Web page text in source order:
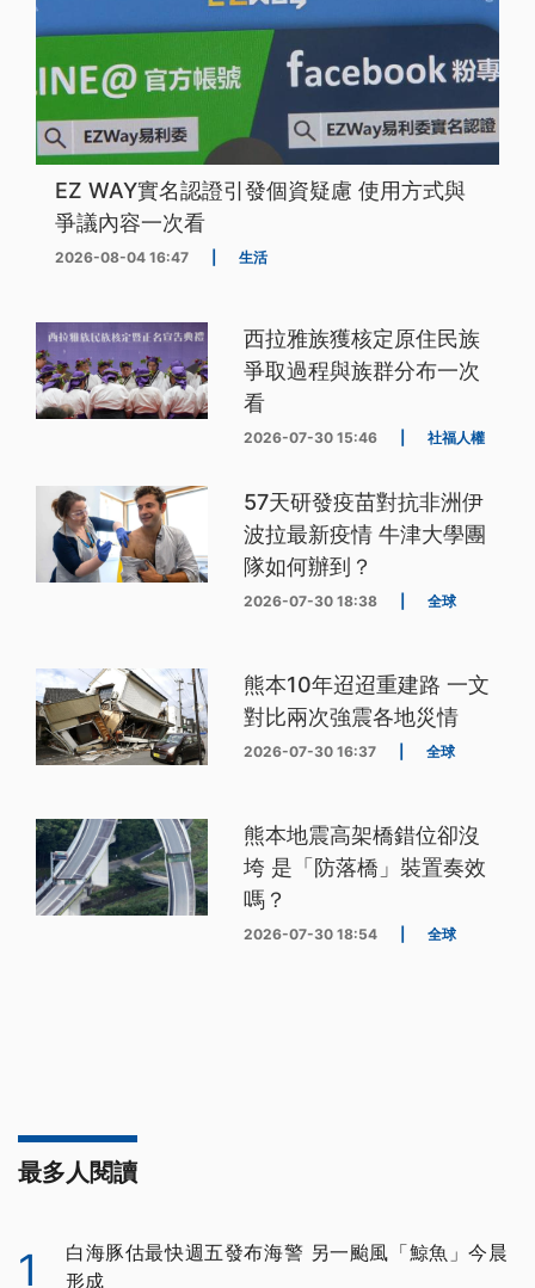
EZ WAY實名認證引發個資疑慮 使用方式與
爭議內容一次看
2026-08-04 16:47 生活
西拉雅族獲核定原住民族
爭取過程與族群分布一次
看
2026-07-30 15:46 社福人權
57天研發疫苗對抗非洲伊
波拉最新疫情 牛津大學團
隊如何辦到？
2026-07-30 18:38 全球
熊本10年迢迢重建路 一文
對比兩次強震各地災情
2026-07-30 16:37 全球
熊本地震高架橋錯位卻沒
垮 是「防落橋」裝置奏效
嗎？
2026-07-30 18:54 全球
最多人閱讀
1
白海豚估最快週五發布海警 另一颱風「鯨魚」今晨
形成